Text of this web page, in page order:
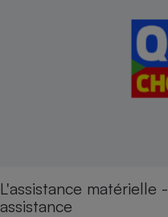
L'assistance matérielle
assistance